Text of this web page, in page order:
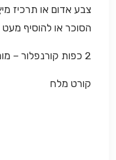
צבע אדום או תרכיז
הסוכר או להוסיף
2 כפות קורנפלור – מומסות במעט מים
קורט מלח